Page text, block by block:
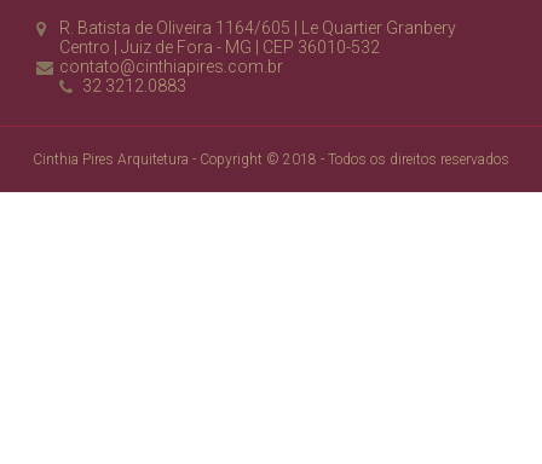
R. Batista de Oliveira 1164/605 | Le Quartier Granbery
Centro | Juiz de Fora - MG | CEP 36010-532
contato@cinthiapires.com.br
32 3212.0883
Cinthia Pires Arquitetura - Copyright © 2018 - Todos os direitos reservados